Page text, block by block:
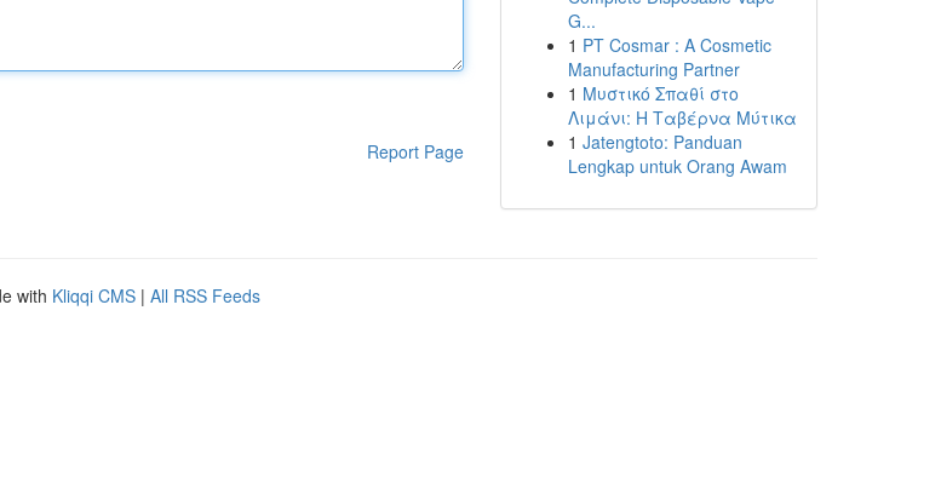
Report Page
G...
1 PT Cosmar : A Cosmetic
Manufacturing Partner
1 Μυστικό Σπαθί στο
Λιμάνι: Η Ταβέρνα Μύτικα
1 Jatengtoto: Panduan
Lengkap untuk Orang Awam
with Kliqqi CMS | All RSS Feeds